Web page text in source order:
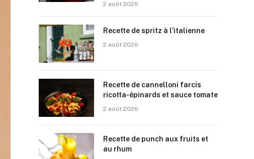
2 août 2026
Recette de spritz à l’italienne
2 août 2026
Recette de cannelloni farcis
ricotta-épinards et sauce tomate
2 août 2026
Recette de punch aux fruits et
au rhum